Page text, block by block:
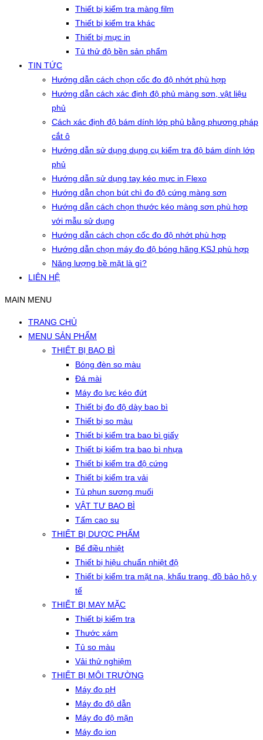
Thiết bị kiểm tra màng film
Thiết bị kiểm tra khác
Thiết bị mực in
Tủ thử độ bền sản phẩm
TIN TỨC
Hướng dẫn cách chọn cốc đo độ nhớt phù hợp
Hướng dẫn cách xác định độ phủ màng sơn, vật liệu
phủ
Cách xác định độ bám dính lớp phủ bằng phương pháp
cắt ô
Hướng dẫn sử dụng dụng cụ kiểm tra độ bám dính lớp
phủ
Hướng dẫn sử dụng tay kéo mực in Flexo
Hướng dẫn chọn bút chì đo độ cứng màng sơn
Hướng dẫn cách chọn thước kéo màng sơn phù hợp
với mẫu sử dụng
Hướng dẫn cách chọn cốc đo độ nhớt phù hợp
Hướng dẫn chọn máy đo độ bóng hãng KSJ phù hợp
Năng lượng bề mặt là gì?
LIÊN HỆ
MAIN MENU
TRANG CHỦ
MENU SẢN PHẨM
THIẾT BỊ BAO BÌ
Bóng đèn so màu
Đá mài
Máy đo lực kéo đứt
Thiết bị đo độ dày bao bì
Thiết bị so màu
Thiết bị kiểm tra bao bì giấy
Thiết bị kiểm tra bao bì nhựa
Thiết bị kiểm tra độ cứng
Thiết bị kiểm tra vải
Tủ phun sương muối
VẬT TƯ BAO BÌ
Tấm cao su
THIẾT BỊ DƯỢC PHẨM
Bể điều nhiệt
Thiết bị hiệu chuẩn nhiệt độ
Thiết bị kiểm tra mặt nạ, khẩu trang, đồ bảo hộ y
tế
THIẾT BỊ MAY MẶC
Thiết bị kiểm tra
Thước xám
Tủ so màu
Vải thử nghiệm
THIẾT BỊ MÔI TRƯỜNG
Máy đo pH
Máy đo độ dẫn
Máy đo độ mặn
Máy đo ion